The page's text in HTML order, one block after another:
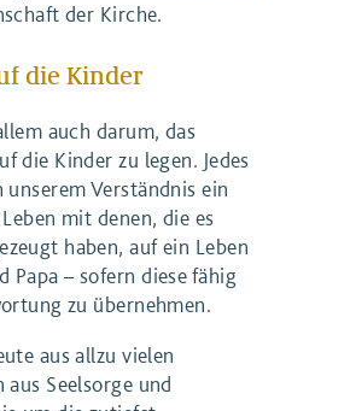
der Kirche.
die Kinder
auch darum, das
die Kinder zu legen. Jedes
unserem Verständnis ein
mit denen, die es
haben, auf ein Leben
Papa – sofern diese fähig
zu übernehmen.
aus allzu vielen
aus Seelsorge und